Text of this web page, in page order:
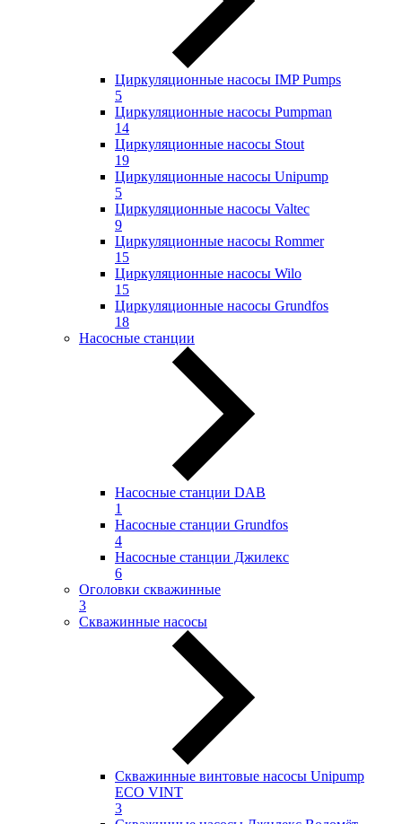
Циркуляционные насосы IMP Pumps
5
Циркуляционные насосы Pumpman
14
Циркуляционные насосы Stout
19
Циркуляционные насосы Unipump
5
Циркуляционные насосы Valtec
9
Циркуляционные насосы Rommer
15
Циркуляционные насосы Wilo
15
Циркуляционные насосы Grundfos
18
Насосные станции
Насосные станции DAB
1
Насосные станции Grundfos
4
Насосные станции Джилекс
6
Оголовки скважинные
3
Скважинные насосы
Скважинные винтовые насосы Unipump
ECO VINT
3